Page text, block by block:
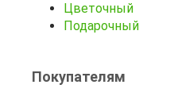
Цветочный
Подарочный
Покупателям